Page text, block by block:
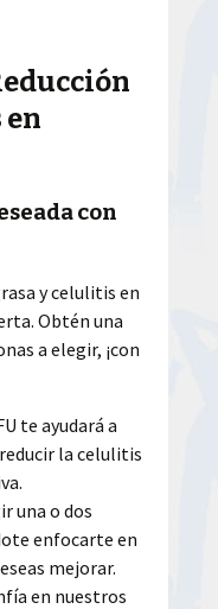
con
y celulitis en
Obtén una
a elegir, ¡con
te ayudará a
la celulitis
una o dos
enfocarte en
mejorar.
en nuestros